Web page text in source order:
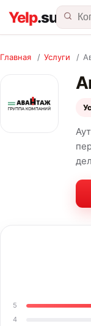
Главная / Услуги /
5
4